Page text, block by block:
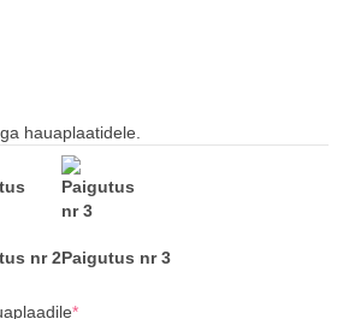
hauaplaatidele.
nr 2Paigutus nr 3
*(required)